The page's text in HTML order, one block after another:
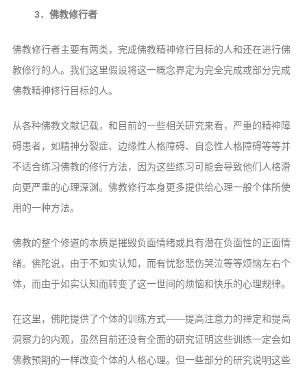
3．佛教修行者
佛教修行者主要有两类，完成佛教精神修行目标的人和还在进行佛
教修行的人。我们这里假设将这一概念界定为完全完成或部分完成
佛教精神修行目标的人。
从各种佛教文献记载，和目前的一些相关研究来看，严重的精神障
碍患者，如精神分裂症、边缘性人格障碍、自恋性人格障碍等等并
不适合练习佛教的修行方法，因为这些练习可能会导致他们人格滑
向更严重的心理深渊。佛教修行本身更多提供给心理一般个体所使
用的一种方法。
佛教的整个修道的本质是摧毁负面情绪或具有潜在负面性的正面情
绪。佛陀说，由于不如实认知，而有忧愁悲伤哭泣等等烦恼左右个
体，而由于如实认知而转变了这一世间的烦恼和快乐的心理规律。
在这里，佛陀提供了个体的训练方式——提高注意力的禅定和提高
洞察力的内观，虽然目前还没有全面的研究证明这些训练一定会如
佛教预期的一样改变个体的人格心理。但一些部分的研究说明这些